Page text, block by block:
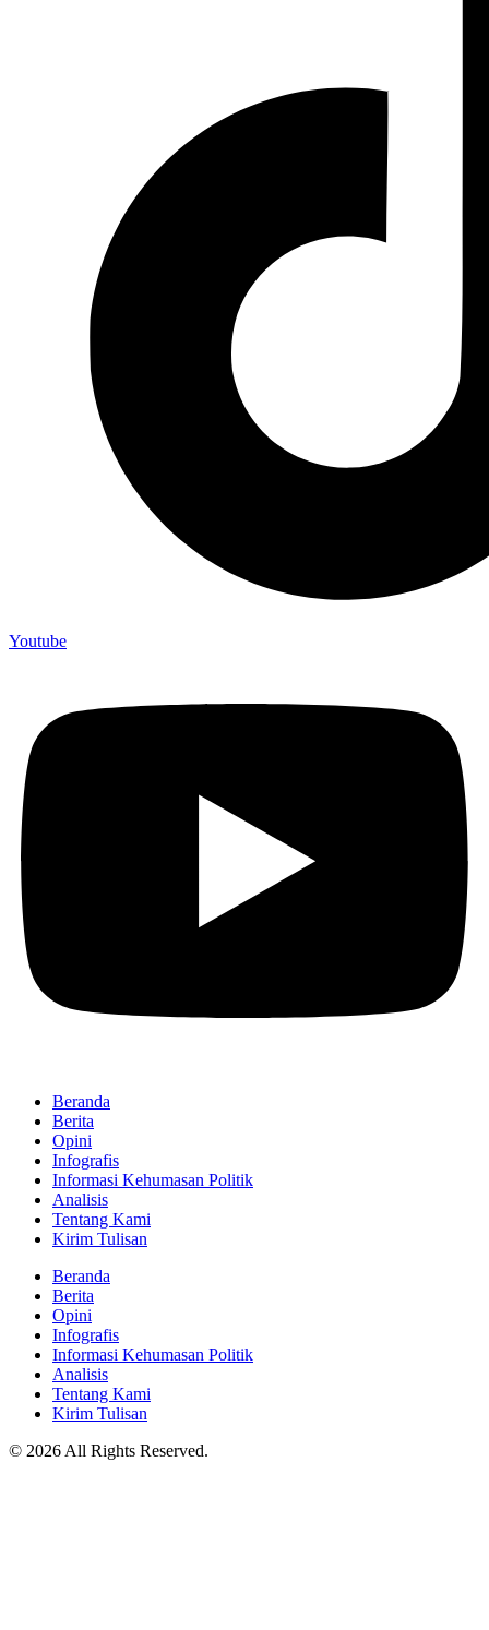
Youtube
Beranda
Berita
Opini
Infografis
Informasi Kehumasan Politik
Analisis
Tentang Kami
Kirim Tulisan
Beranda
Berita
Opini
Infografis
Informasi Kehumasan Politik
Analisis
Tentang Kami
Kirim Tulisan
© 2026 All Rights Reserved.